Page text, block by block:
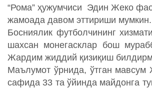
“Рома” ҳужумчиси Эдин Жеко
жамоада давом эттириши мумкин.
Босниялик футболчининг
шахсан монегасклар бош
Жардим жиддий қизиқиш
Маълумот ўрнида, ўтган мавсум
сафида 33 та ўйинда майдонга